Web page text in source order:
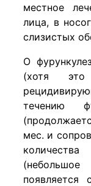
местное
лица, в
слизистых
О
(хотя
течению
мес. и
появляется